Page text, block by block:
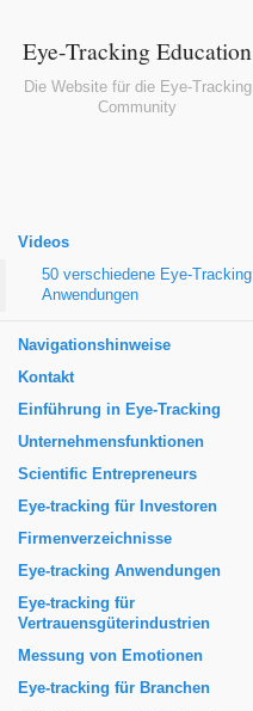
Eye-Tracking Education
Die Website für die Eye-Tracking
Community
Videos
50 verschiedene Eye-Tracking
Anwendungen
Navigationshinweise
Kontakt
Einführung in Eye-Tracking
Unternehmensfunktionen
Scientific Entrepreneurs
Eye-tracking für Investoren
Firmenverzeichnisse
Eye-tracking Anwendungen
Eye-tracking für
Vertrauensgüterindustrien
Messung von Emotionen
Eye-tracking für Branchen